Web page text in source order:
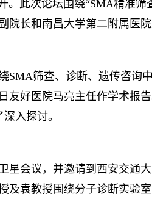
此次论坛围绕“SMA精准筛
长和南昌大学第二附属医
SMA筛查、诊断、遗传咨询
好医院马亮主任作学术报
入探讨。
会议，并邀请到西安交通
袁教授围绕分子诊断实验